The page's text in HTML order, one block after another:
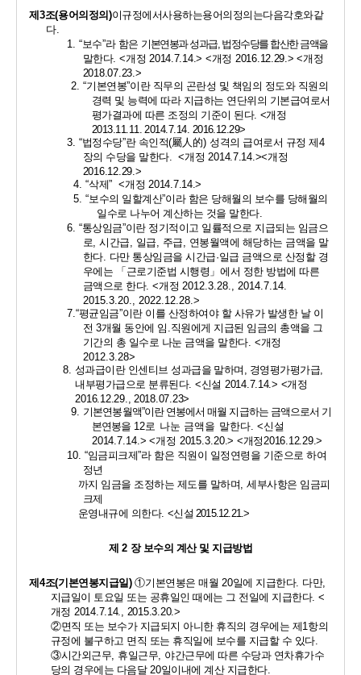
제 3조(용어의 정의 )이규정에서사용하는용어의 정의는다음각호와같
다.
1. “보수”라 함은 기본연봉과 성과급, 법정수당를 합산한 금액을
말한다. <개정 2014.7.14.> <개정 2016.12.29.> <
2018.07.23.>
2. “기본연봉”이란 직무의 곤란성 및 책임의 정도와 직원의
경력 및 능력에 따라 지급하는 연단위의 기본급여로서
평가결과에 따른 조정의 기준이 된다. <
2013.11.11. 2014.7.14. 2016.12.29>
3. “법정수당”란 속인적(屬人的) 성격의 급여로서 규정 제4
장의 수당을 말한다. <개정 2014.7.14.><
2016.12.29.>
4. “삭제” <개정 2014.7.14.>
5. “보수의 일할계산”이라 함은 당해월의 보수를 당해월의
일수로 나누어 계산하는 것을 말한다.
6. “통상임금”이란 정기적이고 일률적으로 지급되는 임금으
로, 시간급, 일급, 주급, 연봉월액에 해당하는 금액을 말
한다. 다만 통상임금을 시간급·일급 금액으로 산정할 경
우에는
「 근로기준법 시행령 」에서 정한 방법에 따른
금액으로 한다. <개정 2012.3.28., 2014.7.14.
2015.3.20., 2022.12.28.>
7.“평균임금”이란 이를 산정하여야 할 사유가 발생한 날 이
전 3개월 동안에 임 .직원에게 지급된 임금의 총액을 그
기간의 총 일수로 나눈 금액을 말한다. <
2012.3.28>
8. 성과급이란 인센티브 성과급을 말하며 , 경영평가평가급
내부평가급으로 분류된다. <신설 2014.7.14.> <
2016.12.29., 2018.07.23>
9. 기본연봉월액”이란 연봉에서 매월 지급하는 금액으로서 기
본연봉을 12로 나눈 금액을 말한다. <
2014.7.14.> <개정 2015.3.20.> <개정2016.12.29.>
10. “임금피크제”라 함은 직원이 일정연령을 기준으로 하여
정년
까지 임금을 조정하는 제도를 말하며, 세부사항은 임금피
크제
운영내규에 의한다. <신설 2015.12.21.>
제 2 장 보수의 계산 및 지급방법
제 4조(기본연봉지급일) ①기본연봉은 매월 20일에 지급한다. 다만
지급일이 토요일 또는 공휴일인 때에는 그 전일에 지급한다. <
개정 2014.7.14., 2015.3.20.>
②면직 또는 보수가 지급되지 아니한 휴직의 경우에는 제1항의
규정에 불구하고 면직 또는 휴직일에 보수를 지급할 수 있다.
③시간외근무, 휴일근무, 야간근무에 따른 수당과 연차휴가수
당의 경우에는 다음달 20일이내에 계산 지급한다.